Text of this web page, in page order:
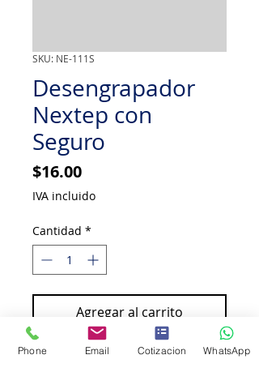
SKU: NE-111S
Desengrapador
Nextep con
Seguro
$16.00Precio
IVA incluido
Cantidad *
Agregar al carrito
Comprar ahora
Phone Email Cotizacion WhatsApp